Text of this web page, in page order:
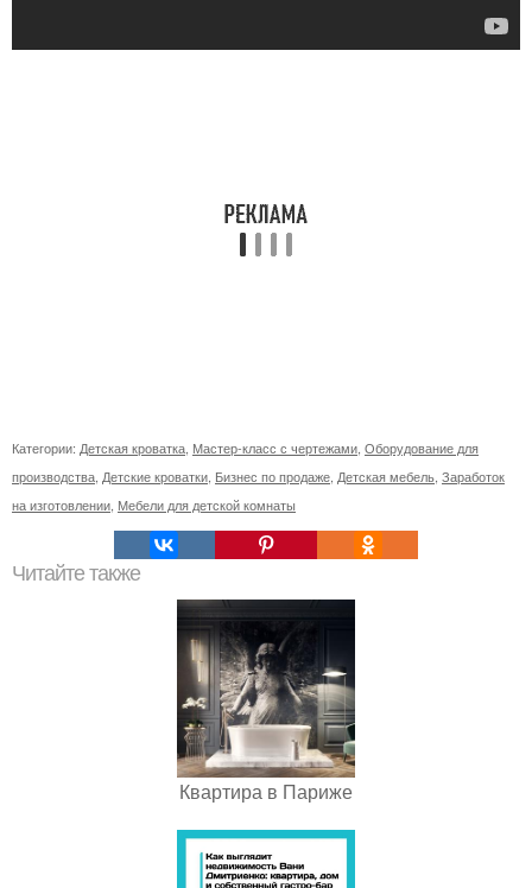
Категории: Детская кроватка Мастер-класс с чертежами Оборудование для
производства Детские кроватки Бизнес по продаже Детская мебель Заработок
на изготовлении Мебели для детской комнаты
Читайте также
Квартира в Париже